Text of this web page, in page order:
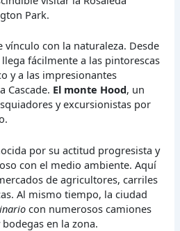
Park.
con la naturaleza. Desde
fácilmente a las pintorescas
y a las impresionantes
Cascade. El monte Hood, un
y excursionistas por
por su actitud progresista y
con el medio ambiente. Aquí
de agricultores, carriles
Al mismo tiempo, la ciudad
con numerosos camiones
en la zona.